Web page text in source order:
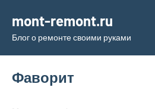
содержимому
mont-remont.ru
Блог о ремонте своими руками
Фаворит